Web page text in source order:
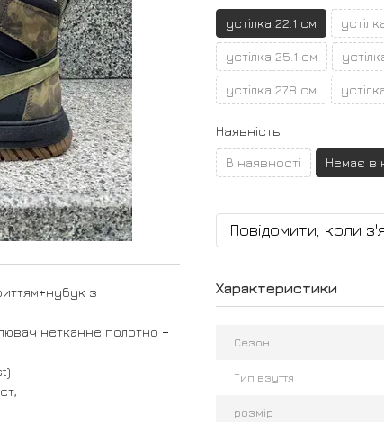
з
нетканне полотно +
устілка 22.1 см
устілка 25.1 см
устілка 27.8 см
Наявність
В наявності Немає в
Повідомити, коли
Характеристики
Сезон
Тип взуття
розмір